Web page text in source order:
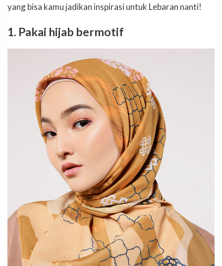
yang bisa kamu jadikan inspirasi untuk Lebaran nanti!
1. Pakai hijab bermotif